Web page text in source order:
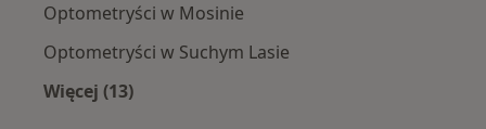
Optometryści w Mosinie
Optometryści w Suchym Lasie
Więcej (13)